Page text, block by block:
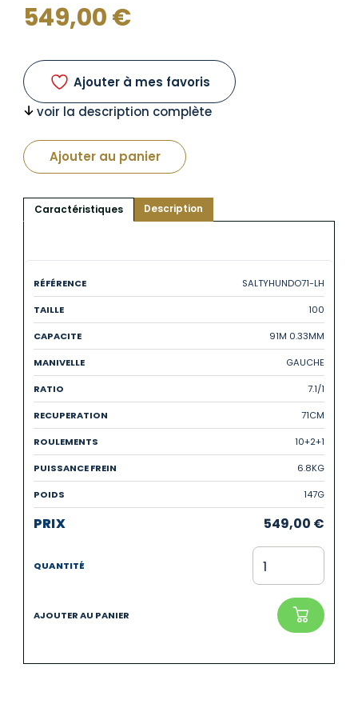
549,00€
Ajouter à mes favoris
voir la description complète
Ajouter au panier
Caractéristiques Description
SALTYHUNDO71-LH
100
91M 0.33MM
GAUCHE
7.1/1
71CM
10+2+1
6.8KG
147G
549,00 €